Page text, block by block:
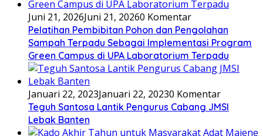
Juni 21, 2026Juni 21, 20260 Komentar
Pelatihan Pembibitan Pohon dan Pengolahan
Sampah Terpadu Sebagai Implementasi Program
Green Campus di UPA Laboratorium Terpadu
Januari 22, 2023Januari 22, 20230 Komentar
Teguh Santosa Lantik Pengurus Cabang JMSI
Lebak Banten